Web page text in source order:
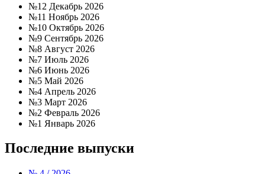
№12 Декабрь 2026
№11 Ноябрь 2026
№10 Октябрь 2026
№9 Сентябрь 2026
№8 Август 2026
№7 Июль 2026
№6 Июнь 2026
№5 Май 2026
№4 Апрель 2026
№3 Март 2026
№2 Февраль 2026
№1 Январь 2026
Последние выпуски